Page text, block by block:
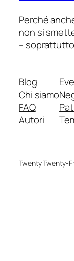
Perché
non si
– soprattutto
Blog
Chi siamo
FAQ
Autori
Twenty Twenty-